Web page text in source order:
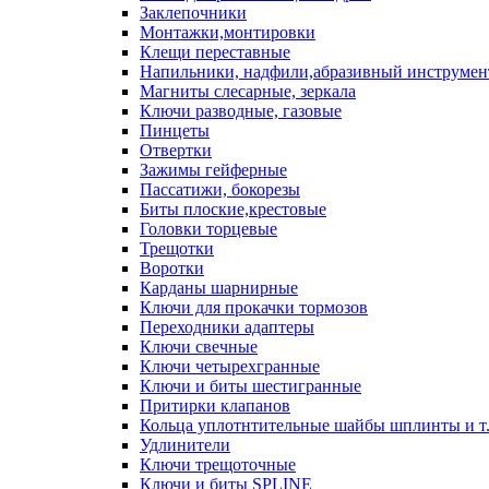
Заклепочники
Монтажки,монтировки
Клещи переставные
Напильники, надфили,абразивный
Магниты слесарные, зеркала
Ключи разводные, газовые
Пинцеты
Отвертки
Зажимы гейферные
Пассатижи, бокорезы
Биты плоские,крестовые
Головки торцевые
Трещотки
Воротки
Карданы шарнирные
Ключи для прокачки тормозов
Переходники адаптеры
Ключи свечные
Ключи четырехгранные
Ключи и биты шестигранные
Притирки клапанов
Кольца уплотнтительные шайбы шплинты и
Удлинители
Ключи трещоточные
Ключи и биты SPLINE